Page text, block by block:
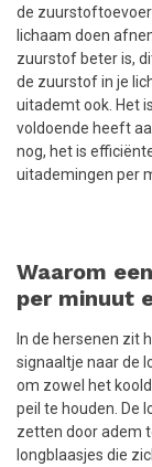
de
lichaam doen
zuurstof beter is,
de zuurstof in je
uitademt ook. Het
voldoende heeft
nog, het is
uitademingen per
Waarom
per minuut
In de hersenen zit
signaaltje naar de
om zowel het
peil te houden. De
zetten door adem
longblaasjes die